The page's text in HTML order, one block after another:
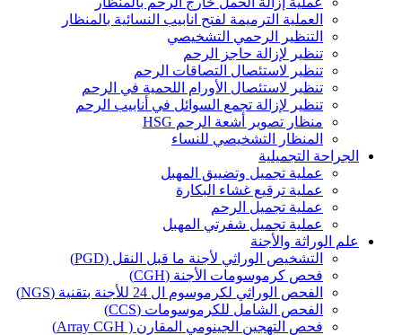
العملية الترميمة لفتح انابيب النسائية بالمنظار
التنظير الرحمي التشخيصي
تنظير لإزالة حاجز الرحم
تنظير لاستئصال التصاقات الرحم
تنظير لاستئصال الأورام اللحمية في الرحم
تنظير لإزالة تجمع السوائل في أنابيب الرحم
منظار تصوير أشعة الرحم HSG
المنظار التشخيصي للنساء
الجراحة التجميلية
عملية تجميل وتضييق المهبل
عملية ترقيع غشاء البكارة
عملية تجميل الرحم
عملية تجميل شفرتي المهبل
علم الوراثة والأجنة
التشخيص الوراثي لأجنة ما قبل النقل (PGD)
فحص كرموسومات الأجنة (CGH)
الفحص الوراثي لكرموسوم ال 24 للأجنة بتقنية (NGS)
الفحص الشامل للكرموسومات (CCS)
فحص التهجين الجينومي المقارن ( Array CGH)